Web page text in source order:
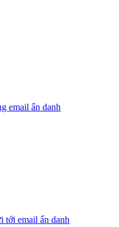
email ẩn danh
tới email ẩn danh